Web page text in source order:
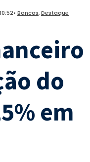
10:52• Bancos,Destaque
do
em